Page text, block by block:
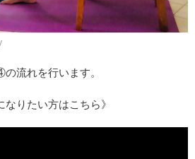
流れを行います。
なりたい方はこちら》